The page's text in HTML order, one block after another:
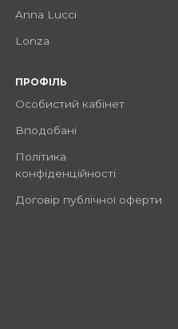
Anna Lucci
Lonza
ПРОФІЛЬ
Особистий кабінет
Вподобані
Політика
конфіденційності
Договір публічної оферти